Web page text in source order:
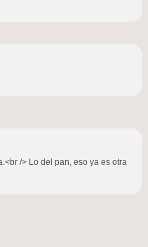
/> Lo del pan, eso ya es otra